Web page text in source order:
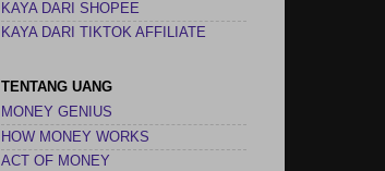
KAYA DARI SHOPEE
KAYA DARI TIKTOK AFFILIATE
TENTANG UANG
MONEY GENIUS
HOW MONEY WORKS
ACT OF MONEY